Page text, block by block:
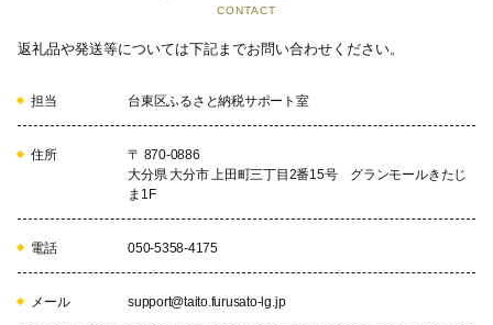
CONTACT
返礼品や発送等については下記までお問い合わせください。
担当 台東区ふるさと納税サポート室
住所
〒 870-0886
大分県 大分市 上田町三丁目2番15号 グランモールきたじ
ま1F
電話 050-5358-4175
メール support@taito.furusato-lg.jp